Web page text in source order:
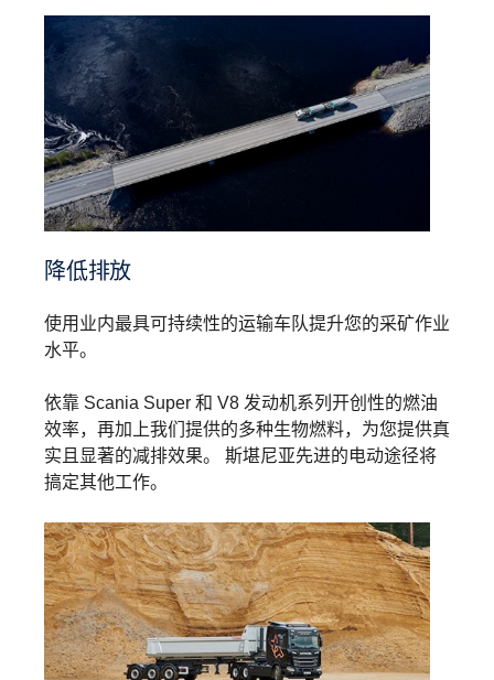
降低排放
使用业内最具可持续性的运输车队提升您的采矿作业
水平。
依靠 Scania Super 和 V8 发动机系列开创性的燃油
效率，再加上我们提供的多种生物燃料，为您提供真
实且显著的减排效果。 斯堪尼亚先进的电动途径将
搞定其他工作。